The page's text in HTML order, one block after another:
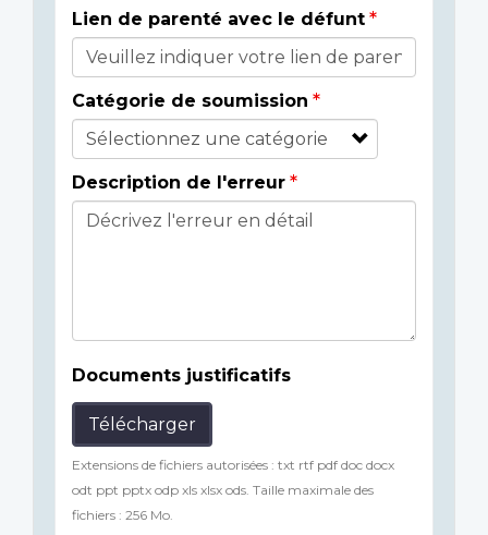
Lien de parenté avec le défunt
Catégorie de soumission
Description de l'erreur
Documents justificatifs
Télécharger
Extensions de fichiers autorisées : txt rtf pdf doc docx
odt ppt pptx odp xls xlsx ods. Taille maximale des
fichiers : 256 Mo.